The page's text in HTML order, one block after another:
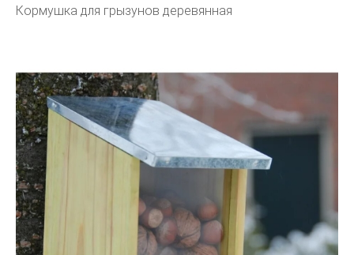
Кормушка для грызунов деревянная